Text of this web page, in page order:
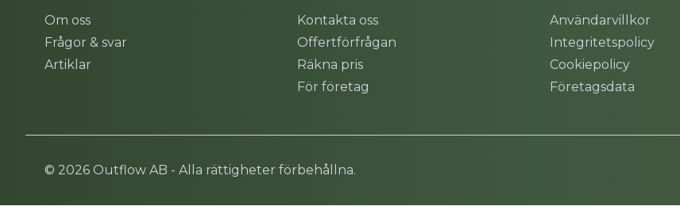
Om oss
Frågor & svar
Artiklar
Kontakta oss
Offertförfrågan
Räkna pris
För företag
Användarvillkor
Integritetspolicy
Cookiepolicy
Företagsdata
© 2026 Outflow AB - Alla rättigheter förbehållna.